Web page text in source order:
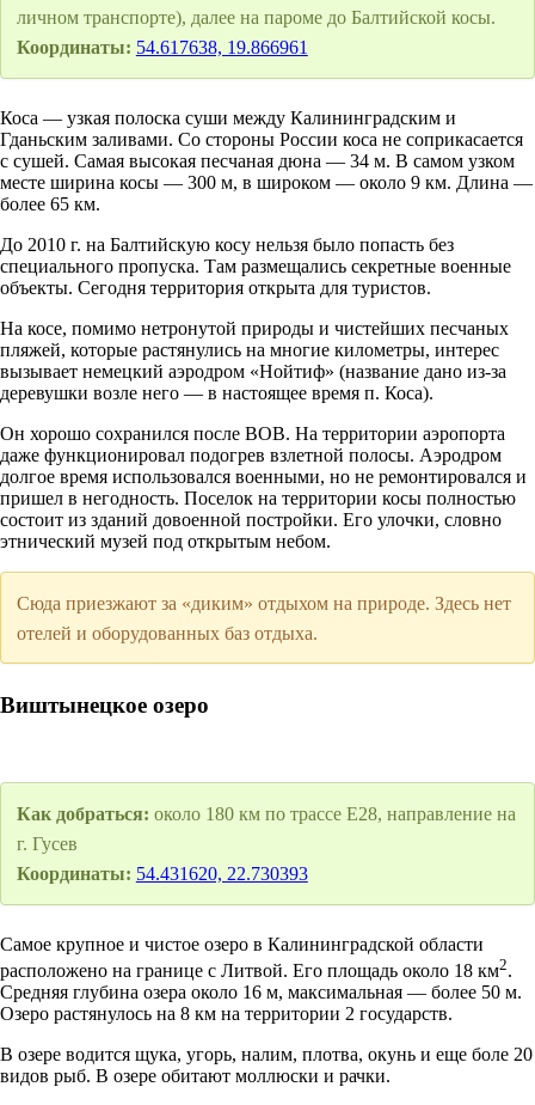
личном транспорте), далее на пароме до Балтийской косы.
Координаты: 54.617638, 19.866961
Коса — узкая полоска суши между Калининградским и
Гданьским заливами. Со стороны России коса не соприкасается
с сушей. Самая высокая песчаная дюна — 34 м. В самом узком
месте ширина косы — 300 м, в широком — около 9 км. Длина —
более 65 км.
До 2010 г. на Балтийскую косу нельзя было попасть без
специального пропуска. Там размещались секретные военные
объекты. Сегодня территория открыта для туристов.
На косе, помимо нетронутой природы и чистейших песчаных
пляжей, которые растянулись на многие километры, интерес
вызывает немецкий аэродром «Нойтиф» (название дано из-за
деревушки возле него — в настоящее время п. Коса).
Он хорошо сохранился после ВОВ. На территории аэропорта
даже функционировал подогрев взлетной полосы. Аэродром
долгое время использовался военными, но не ремонтировался и
пришел в негодность. Поселок на территории косы полностью
состоит из зданий довоенной постройки. Его улочки, словно
этнический музей под открытым небом.
Сюда приезжают за «диким» отдыхом на природе. Здесь нет
отелей и оборудованных баз отдыха.
Виштынецкое озеро
Как добраться: около 180 км по трассе Е28, направление на
г. Гусев
Координаты: 54.431620, 22.730393
Самое крупное и чистое озеро в Калининградской области
расположено на границе с Литвой. Его площадь около 18 км2.
Средняя глубина озера около 16 м, максимальная — более 50 м.
Озеро растянулось на 8 км на территории 2 государств.
В озере водится щука, угорь, налим, плотва, окунь и еще боле 20
видов рыб. В озере обитают моллюски и рачки.